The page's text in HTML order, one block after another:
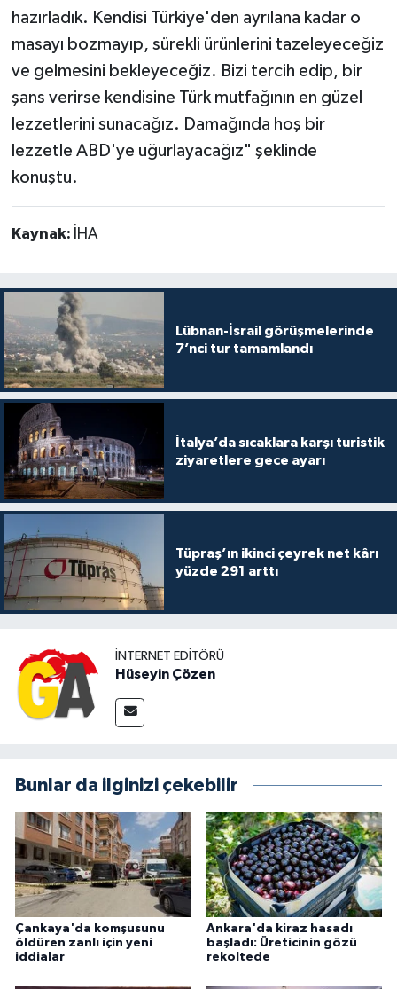
hazırladık. Kendisi Türkiye'den ayrılana kadar o
masayı bozmayıp, sürekli ürünlerini tazeleyeceğiz
ve gelmesini bekleyeceğiz. Bizi tercih edip, bir
şans verirse kendisine Türk mutfağının en güzel
lezzetlerini sunacağız. Damağında hoş bir
lezzetle ABD'ye uğurlayacağız" şeklinde
konuştu.
Kaynak: İHA
Lübnan-İsrail görüşmelerinde
7’nci tur tamamlandı
İtalya’da sıcaklara karşı turistik
ziyaretlere gece ayarı
Tüpraş’ın ikinci çeyrek net kârı
yüzde 291 arttı
İNTERNET EDITÖRÜ
Hüseyin Çözen
Bunlar da ilginizi çekebilir
Çankaya'da komşusunu
öldüren zanlı için yeni
iddialar
Ankara'da kiraz hasadı
başladı: Üreticinin gözü
rekoltede